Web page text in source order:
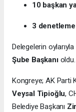
10 başkan
3
Delegelerin oylarıyla
Şube Başkanıoldu.
Kongreye; AK Parti
Veysal Tipioğlu,
Belediye Başkanı